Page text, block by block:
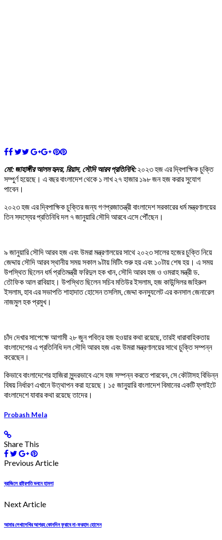
মো: জাহাঙ্গীর আলম হৃদয়, রিয়াদ, সৌদি আরব প্রতিনিধি:২০২৩ হজ এর দ্বিপাক্ষিক চুক্তি
সম্পুর্ণ হয়েছে। এ বছর বাংলাদেশ থেকে ১ লাখ ২৭ হাজার ১৯৮ জন হজ করার সুযোগ
পাবেন।
২০২৩ হজ এর দ্বিপাক্ষিক চুক্তির জন্য গণপ্রজাতন্ত্রী বাংলাদেশ সরকারের ধর্ম মন্ত্রণালয়ের
তিন সদস্যের প্রতিনিধি দল ৭ জানুয়ারি সৌদি আরবে এসে পৌঁছেন।
৯ জানুয়ারি সৌদি আরব হজ এবং উমরা মন্ত্রণালয়ের সাথে ২০২৩ সালের হজের চুক্তি নিয়ে
জেদ্দায় সৌদি আরব স্থানীয় সময় সকাল ৯টায় মিটিং শুরু হয় এবং ১০টায় শেষ হয়। এ সময়
উপস্থিত ছিলেন ধর্ম প্রতিমন্ত্রী ফরিদুল হক খান, সৌদি আরব হজ ও ওমরাহ মন্ত্রী ড.
তৌফিক আল রাবিয়াহ। উপস্থিত ছিলেন সচিব মতিউর ইসলাম, হজ কাউন্সিলর জহিরুল
ইসলাম, হাব এর সভাপতি শাহাদাত হোসেন তসলিম, জেদ্দা কনস্যুলেট এর কনসাল জেনারেল
নাজমুল হক প্রমুখ।
চাঁদ দেখার সাপেক্ষে আগামী ২৮ জুন পবিত্র হজ হওয়ার কথা রয়েছে, তারই ধারাবাহিকতায়
বাংলাদেশের এ প্রতিনিধি দল সৌদি আরব হজ এবং উমরা মন্ত্রণালয়ের সাথে চুক্তি সম্পন্ন
করেছেন।
কিভাবে বাংলাদেশের হাজিরা সুন্দরভাবে এসে হজ সম্পন্ন করতে পারবেন, সে কৌটাসহ বিভিন্ন
বিষয় নির্ধারণ এখানে উত্থাপন করা হয়েছে। ১৫ জানুয়ারি বাংলাদেশ বিমানের একটি ফ্লাইটে
বাংলাদেশে যাবার কথা রয়েছে তাদের।
Probash Mela
Share This
Previous Article
ব্রাজিলে রাষ্ট্রপতি ভবনে হামলা
Next Article
আমার লেখালেখির আগ্রহ কোনদিন ফুরাবে না-ফরহাদ হোসেন